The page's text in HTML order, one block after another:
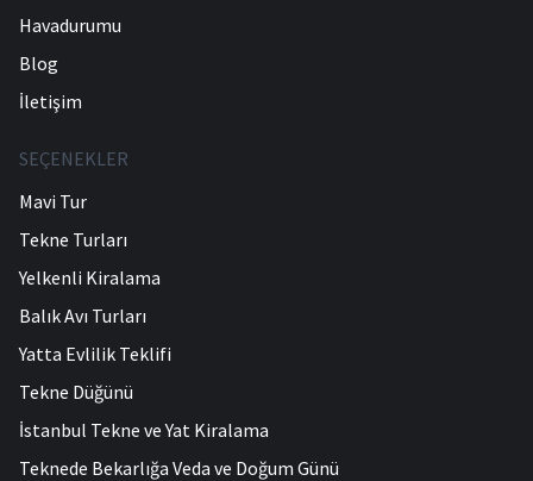
Havadurumu
Blog
İletişim
SEÇENEKLER
Mavi Tur
Tekne Turları
Yelkenli Kiralama
Balık Avı Turları
Yatta Evlilik Teklifi
Tekne Düğünü
İstanbul Tekne ve Yat Kiralama
Teknede Bekarlığa Veda ve Doğum Günü